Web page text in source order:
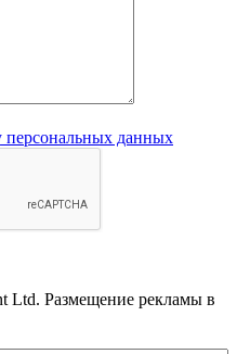
персональных данных
Ltd. Размещение рекламы в